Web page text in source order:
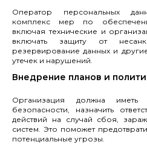
Оператор персональных
комплекс мер по
включая технические и
включать защиту от
резервирование данных и
утечек и нарушений.
Внедрение планов и
Организация должна иметь
безопасности, назначить
действий на случай сбоя,
систем. Это поможет
потенциальные угрозы.